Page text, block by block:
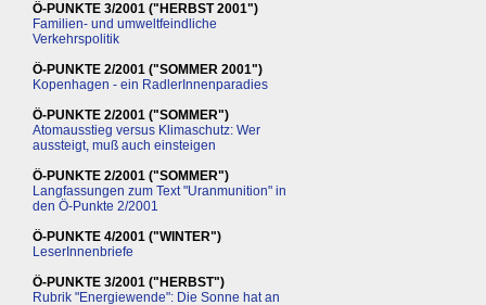
Ö-PUNKTE 3/2001 ("HERBST 2001")
Familien- und umweltfeindliche
Verkehrspolitik
Ö-PUNKTE 2/2001 ("SOMMER 2001")
Kopenhagen - ein RadlerInnenparadies
Ö-PUNKTE 2/2001 ("SOMMER")
Atomausstieg versus Klimaschutz: Wer
aussteigt, muß auch einsteigen
Ö-PUNKTE 2/2001 ("SOMMER")
Langfassungen zum Text "Uranmunition" in
den Ö-Punkte 2/2001
Ö-PUNKTE 4/2001 ("WINTER")
LeserInnenbriefe
Ö-PUNKTE 3/2001 ("HERBST")
Rubrik "Energiewende": Die Sonne hat an